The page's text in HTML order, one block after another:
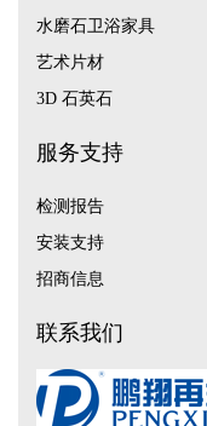
水磨石卫浴家具
艺术片材
3D 石英石
服务支持
检测报告
安装支持
招商信息
联系我们